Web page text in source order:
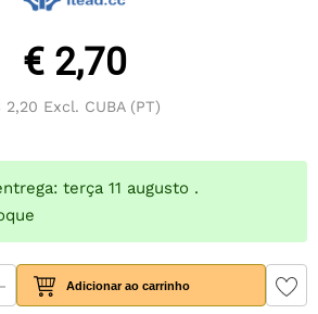
€ 2,70
2,20 Excl. CUBA (PT)
terça 11 augusto .
Adicionar ao carrinho